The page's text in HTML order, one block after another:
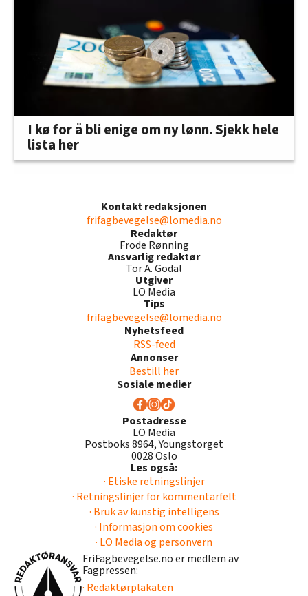
I kø for å bli enige om ny lønn. Sjekk hele
lista her
Kontakt redaksjonen
frifagbevegelse@lomedia.no
Redaktør
Frode Rønning
Ansvarlig redaktør
Tor A. Godal
Utgiver
LO Media
Tips
frifagbevegelse@lomedia.no
Nyhetsfeed
RSS-feed
Annonser
Bestill her
Sosiale medier
Postadresse
LO Media
Postboks 8964, Youngstorget
0028 Oslo
Les også:
· Etiske retningslinjer
· Retningslinjer for kommentarfelt
· Bruk av kunstig intelligens
· Informasjon om cookies
· LO Media og personvern
FriFagbevegelse.no er medlem av
Fagpressen:
· Redaktørplakaten